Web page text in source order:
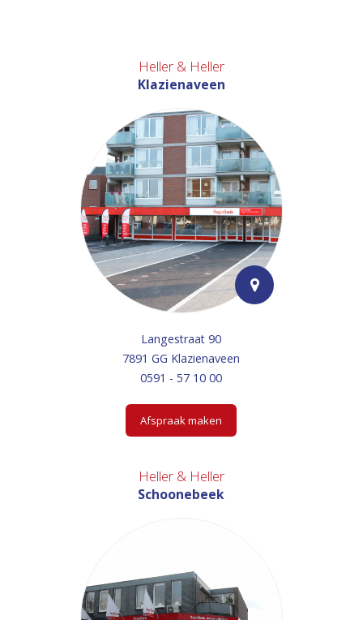
Heller & Heller
Klazienaveen
Langestraat 90
7891 GG Klazienaveen
0591 - 57 10 00
Afspraak maken
Heller & Heller
Schoonebeek